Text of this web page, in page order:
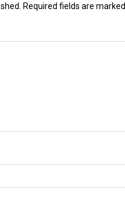
Required fields are marked